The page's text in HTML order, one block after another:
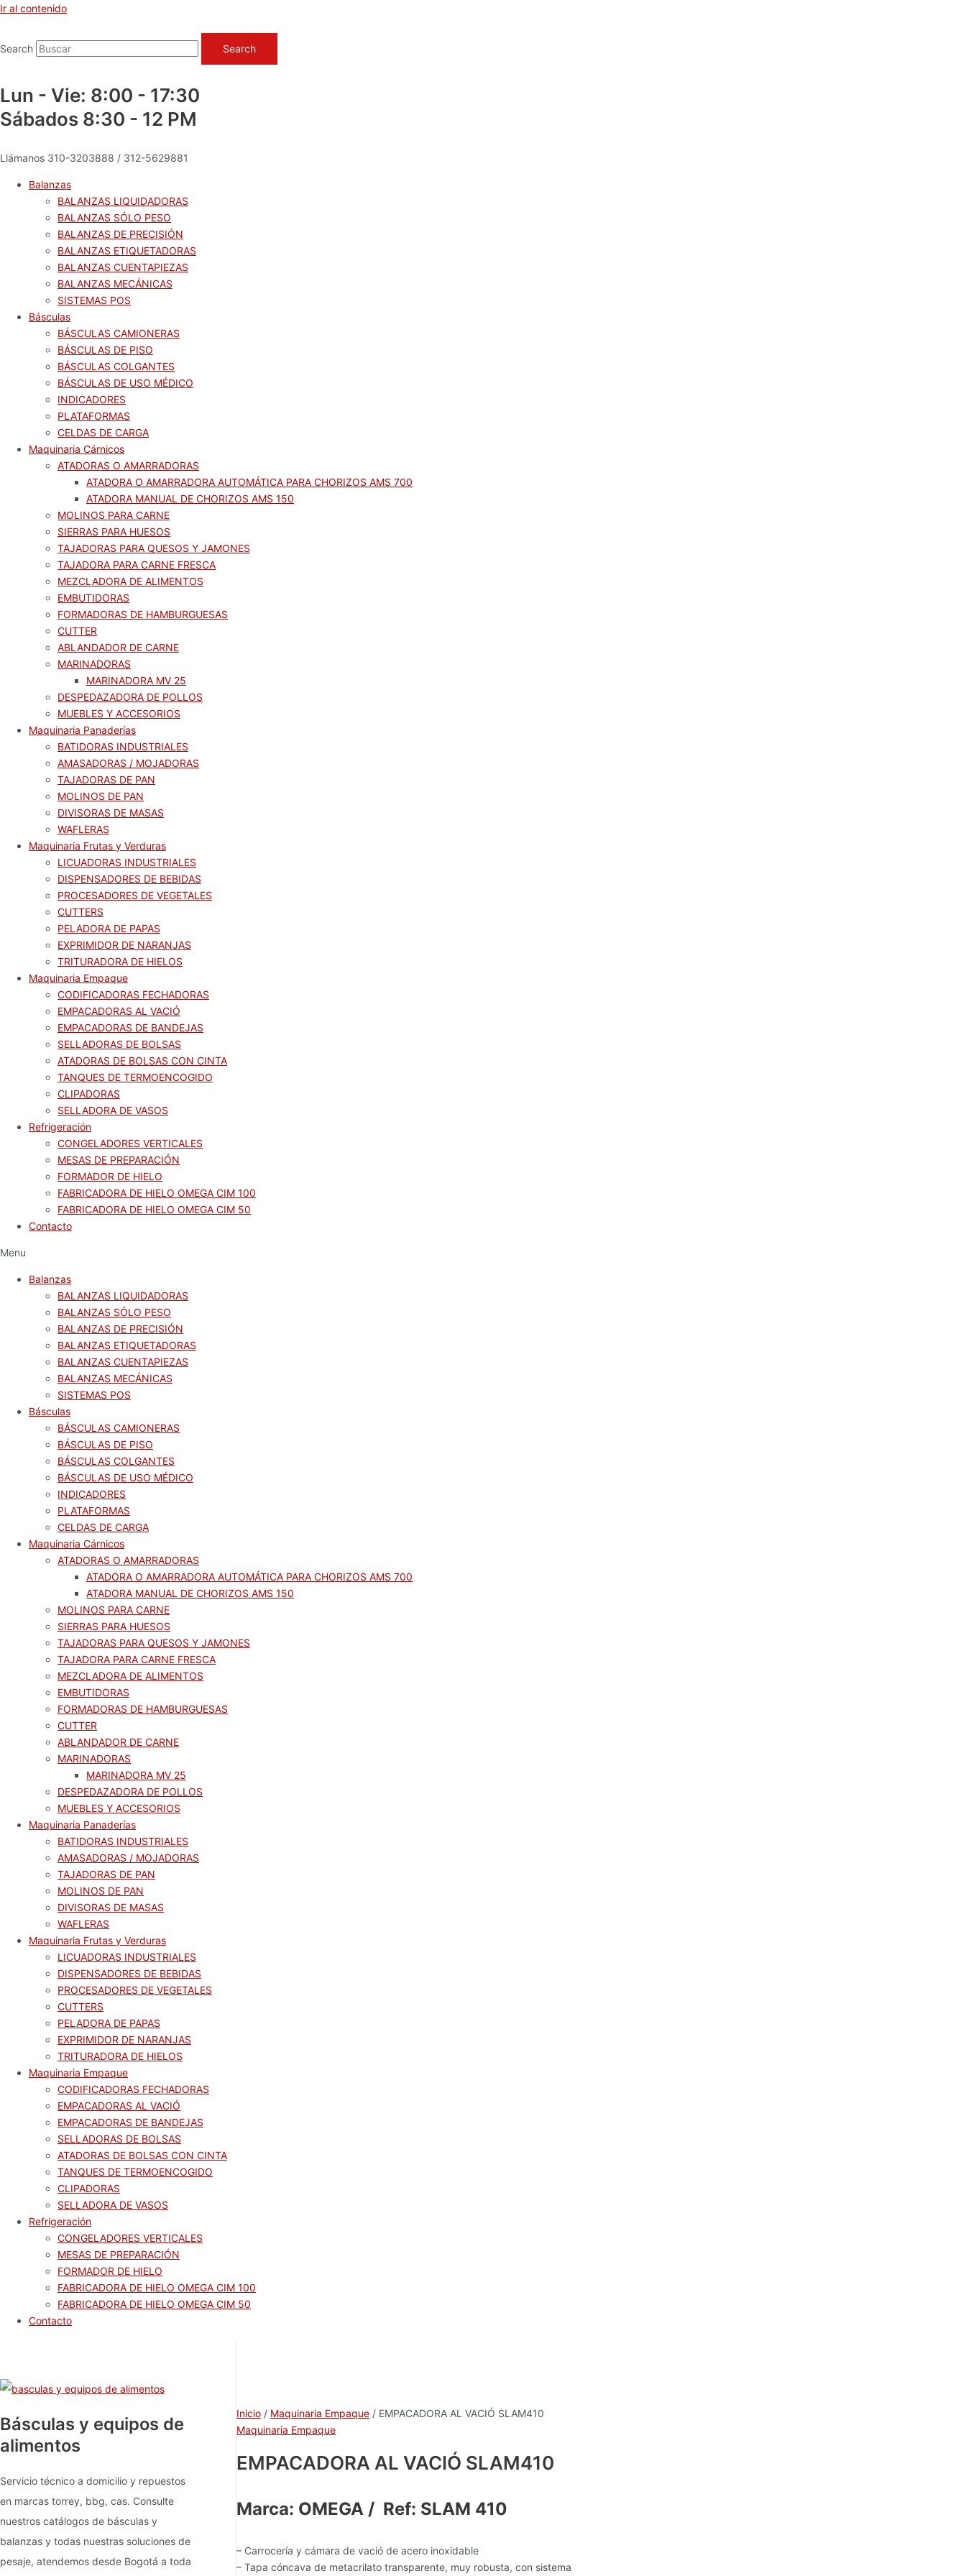
Ir al contenido
Search Search
Lun - Vie: 8:00 - 17:30
Sábados 8:30 - 12 PM
Llámanos 310-3203888 / 312-5629881
Balanzas
BALANZAS LIQUIDADORAS
BALANZAS SÓLO PESO
BALANZAS DE PRECISIÓN
BALANZAS ETIQUETADORAS
BALANZAS CUENTAPIEZAS
BALANZAS MECÁNICAS
SISTEMAS POS
Básculas
BÁSCULAS CAMIONERAS
BÁSCULAS DE PISO
BÁSCULAS COLGANTES
BÁSCULAS DE USO MÉDICO
INDICADORES
PLATAFORMAS
CELDAS DE CARGA
Maquinaria Cárnicos
ATADORAS O AMARRADORAS
ATADORA O AMARRADORA AUTOMÁTICA PARA CHORIZOS AMS 700
ATADORA MANUAL DE CHORIZOS AMS 150
MOLINOS PARA CARNE
SIERRAS PARA HUESOS
TAJADORAS PARA QUESOS Y JAMONES
TAJADORA PARA CARNE FRESCA
MEZCLADORA DE ALIMENTOS
EMBUTIDORAS
FORMADORAS DE HAMBURGUESAS
CUTTER
ABLANDADOR DE CARNE
MARINADORAS
MARINADORA MV 25
DESPEDAZADORA DE POLLOS
MUEBLES Y ACCESORIOS
Maquinaria Panaderías
BATIDORAS INDUSTRIALES
AMASADORAS / MOJADORAS
TAJADORAS DE PAN
MOLINOS DE PAN
DIVISORAS DE MASAS
WAFLERAS
Maquinaria Frutas y Verduras
LICUADORAS INDUSTRIALES
DISPENSADORES DE BEBIDAS
PROCESADORES DE VEGETALES
CUTTERS
PELADORA DE PAPAS
EXPRIMIDOR DE NARANJAS
TRITURADORA DE HIELOS
Maquinaria Empaque
CODIFICADORAS FECHADORAS
EMPACADORAS AL VACIÓ
EMPACADORAS DE BANDEJAS
SELLADORAS DE BOLSAS
ATADORAS DE BOLSAS CON CINTA
TANQUES DE TERMOENCOGIDO
CLIPADORAS
SELLADORA DE VASOS
Refrigeración
CONGELADORES VERTICALES
MESAS DE PREPARACIÓN
FORMADOR DE HIELO
FABRICADORA DE HIELO OMEGA CIM 100
FABRICADORA DE HIELO OMEGA CIM 50
Contacto
Menu
Balanzas
BALANZAS LIQUIDADORAS
BALANZAS SÓLO PESO
BALANZAS DE PRECISIÓN
BALANZAS ETIQUETADORAS
BALANZAS CUENTAPIEZAS
BALANZAS MECÁNICAS
SISTEMAS POS
Básculas
BÁSCULAS CAMIONERAS
BÁSCULAS DE PISO
BÁSCULAS COLGANTES
BÁSCULAS DE USO MÉDICO
INDICADORES
PLATAFORMAS
CELDAS DE CARGA
Maquinaria Cárnicos
ATADORAS O AMARRADORAS
ATADORA O AMARRADORA AUTOMÁTICA PARA CHORIZOS AMS 700
ATADORA MANUAL DE CHORIZOS AMS 150
MOLINOS PARA CARNE
SIERRAS PARA HUESOS
TAJADORAS PARA QUESOS Y JAMONES
TAJADORA PARA CARNE FRESCA
MEZCLADORA DE ALIMENTOS
EMBUTIDORAS
FORMADORAS DE HAMBURGUESAS
CUTTER
ABLANDADOR DE CARNE
MARINADORAS
MARINADORA MV 25
DESPEDAZADORA DE POLLOS
MUEBLES Y ACCESORIOS
Maquinaria Panaderías
BATIDORAS INDUSTRIALES
AMASADORAS / MOJADORAS
TAJADORAS DE PAN
MOLINOS DE PAN
DIVISORAS DE MASAS
WAFLERAS
Maquinaria Frutas y Verduras
LICUADORAS INDUSTRIALES
DISPENSADORES DE BEBIDAS
PROCESADORES DE VEGETALES
CUTTERS
PELADORA DE PAPAS
EXPRIMIDOR DE NARANJAS
TRITURADORA DE HIELOS
Maquinaria Empaque
CODIFICADORAS FECHADORAS
EMPACADORAS AL VACIÓ
EMPACADORAS DE BANDEJAS
SELLADORAS DE BOLSAS
ATADORAS DE BOLSAS CON CINTA
TANQUES DE TERMOENCOGIDO
CLIPADORAS
SELLADORA DE VASOS
Refrigeración
CONGELADORES VERTICALES
MESAS DE PREPARACIÓN
FORMADOR DE HIELO
FABRICADORA DE HIELO OMEGA CIM 100
FABRICADORA DE HIELO OMEGA CIM 50
Contacto
Básculas y equipos de
alimentos
Servicio técnico a domicilio y repuestos
en marcas torrey, bbg, cas. Consulte
nuestros catálogos de básculas y
balanzas y todas nuestras soluciones de
pesaje, atendemos desde Bogotá a toda
Inicio / Maquinaria Empaque / EMPACADORA AL VACIÓ SLAM410
Maquinaria Empaque
EMPACADORA AL VACIÓ SLAM410
Marca: OMEGA / Ref: SLAM 410
– Carrocería y cámara de vació de acero inoxidable
– Tapa cóncava de metacrilato transparente, muy robusta, con sistema